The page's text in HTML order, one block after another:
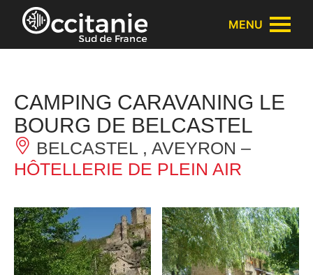
Panneau de gestion des cookies
MENU
CAMPING CARAVANING LE
BOURG DE BELCASTEL
BELCASTEL , AVEYRON –
HÔTELLERIE DE PLEIN AIR